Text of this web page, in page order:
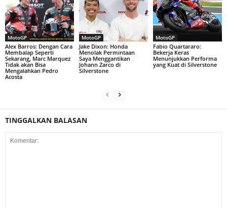
MotoGP
Alex Barros: Dengan Cara
Membalap Seperti
Sekarang, Marc Marquez
Tidak akan Bisa
Mengalahkan Pedro
Acosta
MotoGP
Jake Dixon: Honda
Menolak Permintaan
Saya Menggantikan
Johann Zarco di
Silverstone
MotoGP
Fabio Quartararo:
Bekerja Keras
Menunjukkan Performa
yang Kuat di Silverstone
TINGGALKAN BALASAN